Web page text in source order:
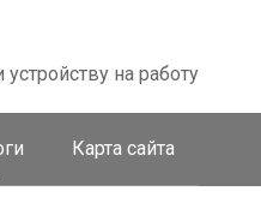
на работу
Карта сайта